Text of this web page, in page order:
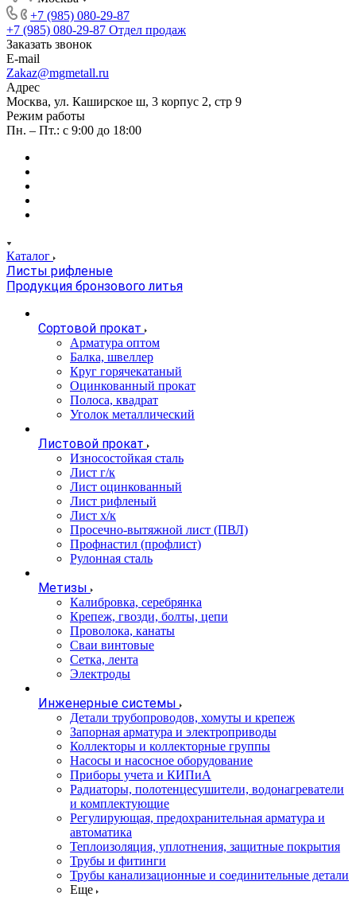
+7 (985) 080-29-87
+7 (985) 080-29-87 Отдел продаж
Заказать звонок
E-mail
Zakaz@mgmetall.ru
Адрес
Москва, ул. Каширское ш, 3 корпус 2, стр 9
Режим работы
Пн. – Пт.: с 9:00 до 18:00
Каталог
Листы рифленые
Продукция бронзового литья
Сортовой прокат
Арматура оптом
Балка, швеллер
Круг горячекатаный
Оцинкованный прокат
Полоса, квадрат
Уголок металлический
Листовой прокат
Износостойкая сталь
Лист г/к
Лист оцинкованный
Лист рифленый
Лист х/к
Просечно-вытяжной лист (ПВЛ)
Профнастил (профлист)
Рулонная сталь
Метизы
Калибровка, серебрянка
Крепеж, гвозди, болты, цепи
Проволока, канаты
Сваи винтовые
Сетка, лента
Электроды
Инженерные системы
Детали трубопроводов, хомуты и крепеж
Запорная арматура и электроприводы
Коллекторы и коллекторные группы
Насосы и насосное оборудование
Приборы учета и КИПиА
Радиаторы, полотенцесушители, водонагреватели
и комплектующие
Регулирующая, предохранительная арматура и
автоматика
Теплоизоляция, уплотнения, защитные покрытия
Трубы и фитинги
Трубы канализационные и соединительные детали
Еще